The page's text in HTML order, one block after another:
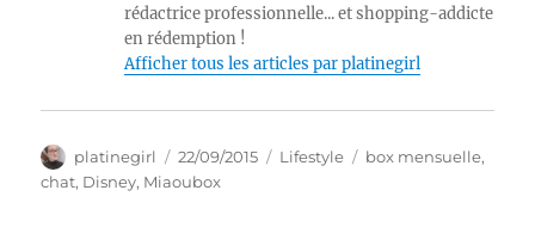
rédactrice professionnelle... et shopping-addicte
en rédemption !
Afficher tous les articles par platinegirl
Auteur
platinegirl
Publié
le
22/09/2015 Catégories
Lifestyle Étiquettes
box mensuelle,
chat, Disney, Miaoubox